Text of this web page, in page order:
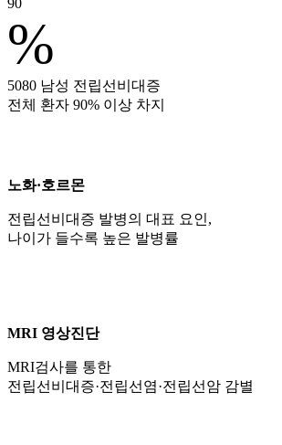
%
5080 남성 전립선비대증
전체 환자 90% 이상 차지
노화·호르몬
전립선비대증 발병의 대표 요인,
나이가 들수록 높은 발병률
MRI 영상진단
MRI검사를 통한
전립선비대증·전립선염·전립선암 감별